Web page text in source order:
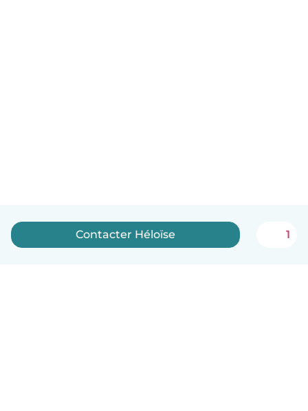
Contacter Héloïse 1